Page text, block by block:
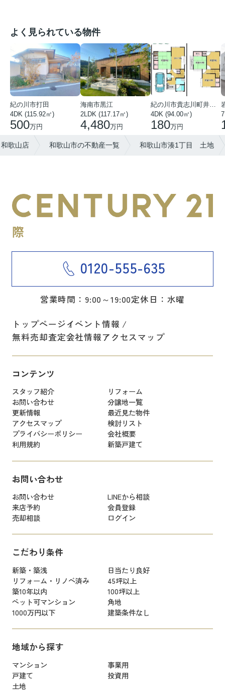
よく見られている物件
紀の川市打田
4DK (115.92㎡)
500万円
海南市黒江
2LDK (117.17㎡)
4,480万円
紀の川市貴志川町井ノ口
4DK (94.00㎡)
180万円
歌山店 和歌山市の不動産一覧 和歌山市湊1丁目 土地
0120-555-635
営業時間：9:00～19:00定休日：水曜
トップページイベント情報
無料売却査定会社情報アクセスマップ
コンテンツ
スタッフ紹介
リフォーム
お問い合わせ
分譲地一覧
更新情報
最近見た物件
アクセスマップ
検討リスト
プライバシーポリシー
会社概要
利用規約
新築戸建て
お問い合わせ
お問い合わせ
LINEから相談
来店予約
会員登録
売却相談
ログイン
こだわり条件
新築・築浅
日当たり良好
リフォーム・リノベ済み
45坪以上
築10年以内
100坪以上
ペット可マンション
角地
1000万円以下
建築条件なし
地域から探す
マンション
事業用
戸建て
投資用
土地